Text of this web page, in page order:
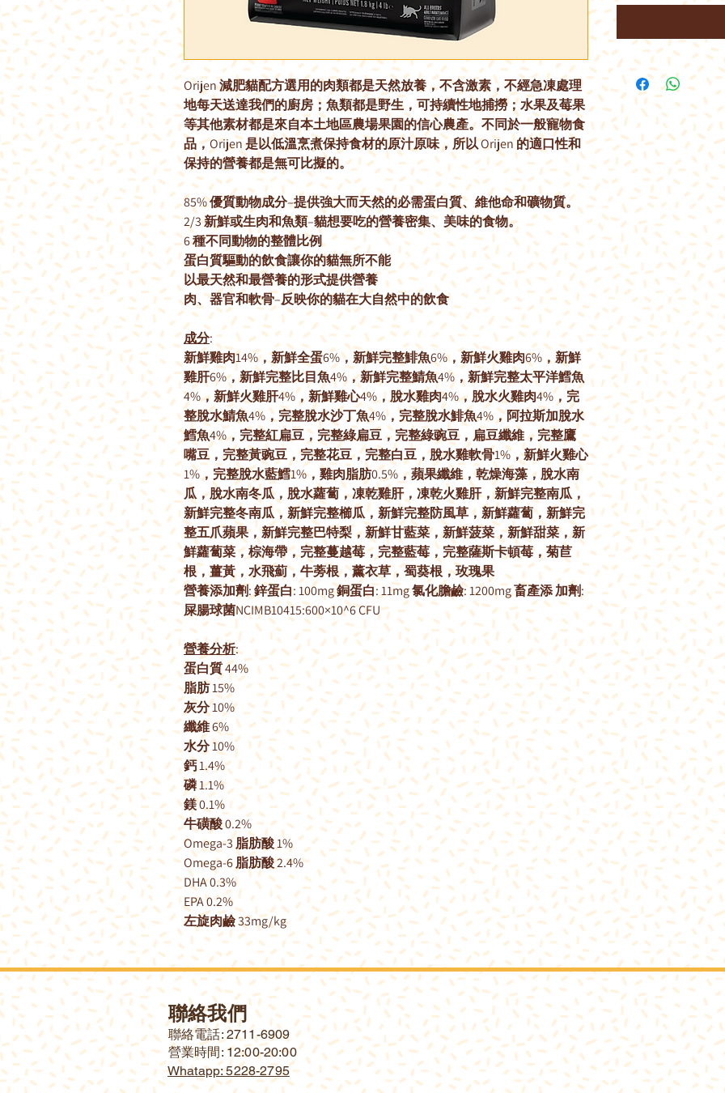
Orijen 減肥貓配方選用的肉類都是天然放養，不含激素，不經急凍處理
地每天送達我們的廚房；魚類都是野生，可持續性地捕撈；水果及莓果
等其他素材都是來自本土地區農場果園的信心農產。不同於一般寵物食
品，Orijen 是以低溫烹煮保持食材的原汁原味，所以 Orijen 的適口性和
保持的營養都是無可比擬的。
85% 優質動物成分–提供強大而天然的必需蛋白質、維他命和礦物質。
2/3 新鮮或生肉和魚類–貓想要吃的營養密集、美味的食物。
6 種不同動物的整體比例
蛋白質驅動的飲食讓你的貓無所不能
以最天然和最營養的形式提供營養
肉、器官和軟骨–反映你的貓在大自然中的飲食
成分:
新鮮雞肉14%，新鮮全蛋6%，新鮮完整鯡魚6%，新鮮火雞肉6%，新鮮
雞肝6%，新鮮完整比目魚4%，新鮮完整鯖魚4%，新鮮完整太平洋鱈魚
4%，新鮮火雞肝4%，新鮮雞心4%，脫水雞肉4%，脫水火雞肉4%，完
整脫水鯖魚4%，完整脫水沙丁魚4%，完整脫水鯡魚4%，阿拉斯加脫水
鱈魚4%，完整紅扁豆，完整綠扁豆，完整綠豌豆，扁豆纖維，完整鷹
嘴豆，完整黃豌豆，完整花豆，完整白豆，脫水雞軟骨1%，新鮮火雞心
1%，完整脫水藍鱈1%，雞肉脂肪0.5%，蘋果纖維，乾燥海藻，脫水南
瓜，脫水南冬瓜，脫水蘿蔔，凍乾雞肝，凍乾火雞肝，新鮮完整南瓜，
新鮮完整冬南瓜，新鮮完整櫛瓜，新鮮完整防風草，新鮮蘿蔔，新鮮完
整五爪蘋果，新鮮完整巴特梨，新鮮甘藍菜，新鮮菠菜，新鮮甜菜，新
鮮蘿蔔菜，棕海帶，完整蔓越莓，完整藍莓，完整薩斯卡頓莓，菊苣
根，薑黃，水飛薊，牛蒡根，薰衣草，蜀葵根，玫瑰果
營養添加劑: 鋅蛋白: 100mg 銅蛋白: 11mg 氯化膽鹼: 1200mg 畜產添 加劑:
屎腸球菌NCIMB10415:600×10^6 CFU
營養分析:
蛋白質 44%
脂肪 15%
灰分 10%
纖維 6%
水分 10%
鈣 1.4%
磷 1.1%
鎂 0.1%
牛磺酸 0.2%
Omega-3 脂肪酸 1%
Omega-6 脂肪酸 2.4%
DHA 0.3%
EPA 0.2%
左旋肉鹼 33mg/kg
聯絡我們
​聯絡電話: 2711-6909
營業時間: 12:00-20:00
Whatapp: 5228-2795